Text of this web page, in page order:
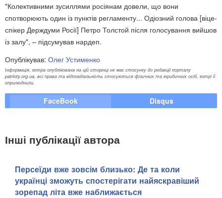
"Колективними зусиллями росіянам довели, що вони
спотворюють один із пунктів регламенту... Одіозний голова [віце-
спікер Держдуми Росії] Петро Толстой після голосування вийшов
із залу", – підсумував нардеп.
Опублікував: Олег Устименко
Інформація, котра опублікована на цій сторінці не має стосунку до редакції порталу
patrioty.org.ua, всі права та відповідальність стосуються фізичних та юридичних осіб, котрі її
оприлюднили.
FaceBook Disqus
Інші публікації автора
Персеїди вже зовсім близько: Де та коли
українці зможуть спостерігати найяскравіший
зорепад літа вже наближається